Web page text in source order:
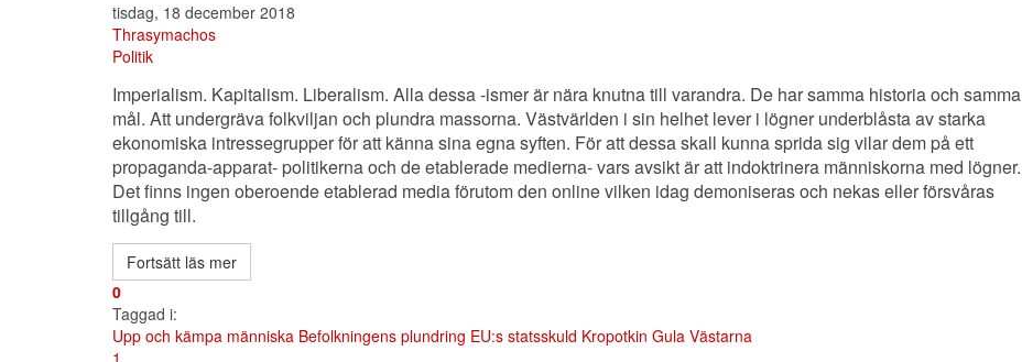
tisdag, 18 december 2018
Thrasymachos
Politik
Imperialism. Kapitalism. Liberalism. Alla dessa -ismer är nära knutna till varandra. De har samma historia och samma
mål. Att undergräva folkviljan och plundra massorna. Västvärlden i sin helhet lever i lögner underblåsta av starka
ekonomiska intressegrupper för att känna sina egna syften. För att dessa skall kunna sprida sig vilar dem på ett
propaganda-apparat- politikerna och de etablerade medierna- vars avsikt är att indoktrinera människorna med lögner.
Det finns ingen oberoende etablerad media förutom den online vilken idag demoniseras och nekas eller försvåras
tillgång till.
Fortsätt läs mer
0
Taggad i:
Upp och kämpa människa Befolkningens plundring EU:s statsskuld Kropotkin Gula Västarna
First
Previous
1